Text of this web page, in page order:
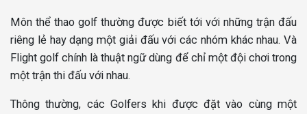
Môn thể thao golf thường được biết tới với những trận đấu
riêng lẻ hay dạng một giải đấu với các nhóm khác nhau. Và
Flight golf chính là thuật ngữ dùng để chỉ một đội chơi trong
một trận thi đấu với nhau.
Thông thường, các Golfers khi được đặt vào cùng một